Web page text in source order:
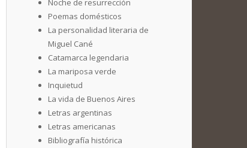
Noche de resurrección
Poemas domésticos
La personalidad literaria de
Miguel Cané
Catamarca legendaria
La mariposa verde
Inquietud
La vida de Buenos Aires
Letras argentinas
Letras americanas
Bibliografía histórica